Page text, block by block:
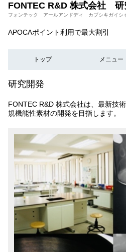
FONTEC R&D 株式会社 研
フォンテック アールアンドディ カブシキガイシ
APOCAポイント利用で最大割引
トップ メニュー
研究開発
FONTEC R&D 株式会社は、最新技
規機能性素材の開発を目指します。